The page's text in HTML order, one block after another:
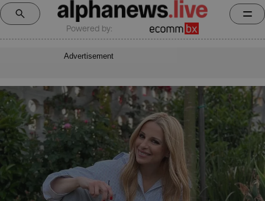
Powered by:
Advertisement